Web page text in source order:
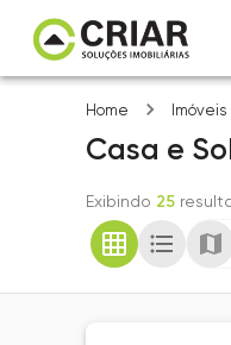
Home Imóveis
Casa e
Exibindo 25